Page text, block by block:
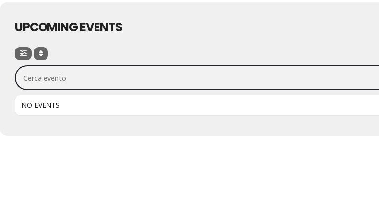
UPCOMING EVENTS
Cerca evento
NO EVENTS